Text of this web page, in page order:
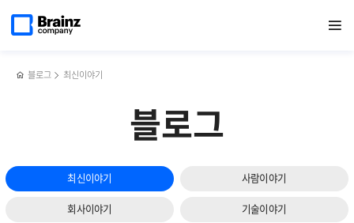
열기
페이지로
블로그 최신이야기
블로그
최신이야기 사람이야기
회사이야기 기술이야기
쿠버네티스
모니터링을
6가지
가을문화행사
다음
슬라이드